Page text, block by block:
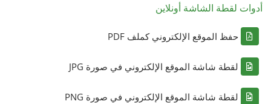
أدوات لقطة الشاشة أونلاين
حفظ الموقع الإلكتروني كملف PDF
لقطة شاشة الموقع الإلكتروني في صورة JPG
لقطة شاشة الموقع الإلكتروني في صورة PNG